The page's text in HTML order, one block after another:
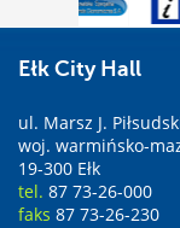
Ełk City Hall
ul. Marsz J.
woj. warmińsko-
19-300 Ełk
tel. 87 73-26-000
faks 87 73-26-230